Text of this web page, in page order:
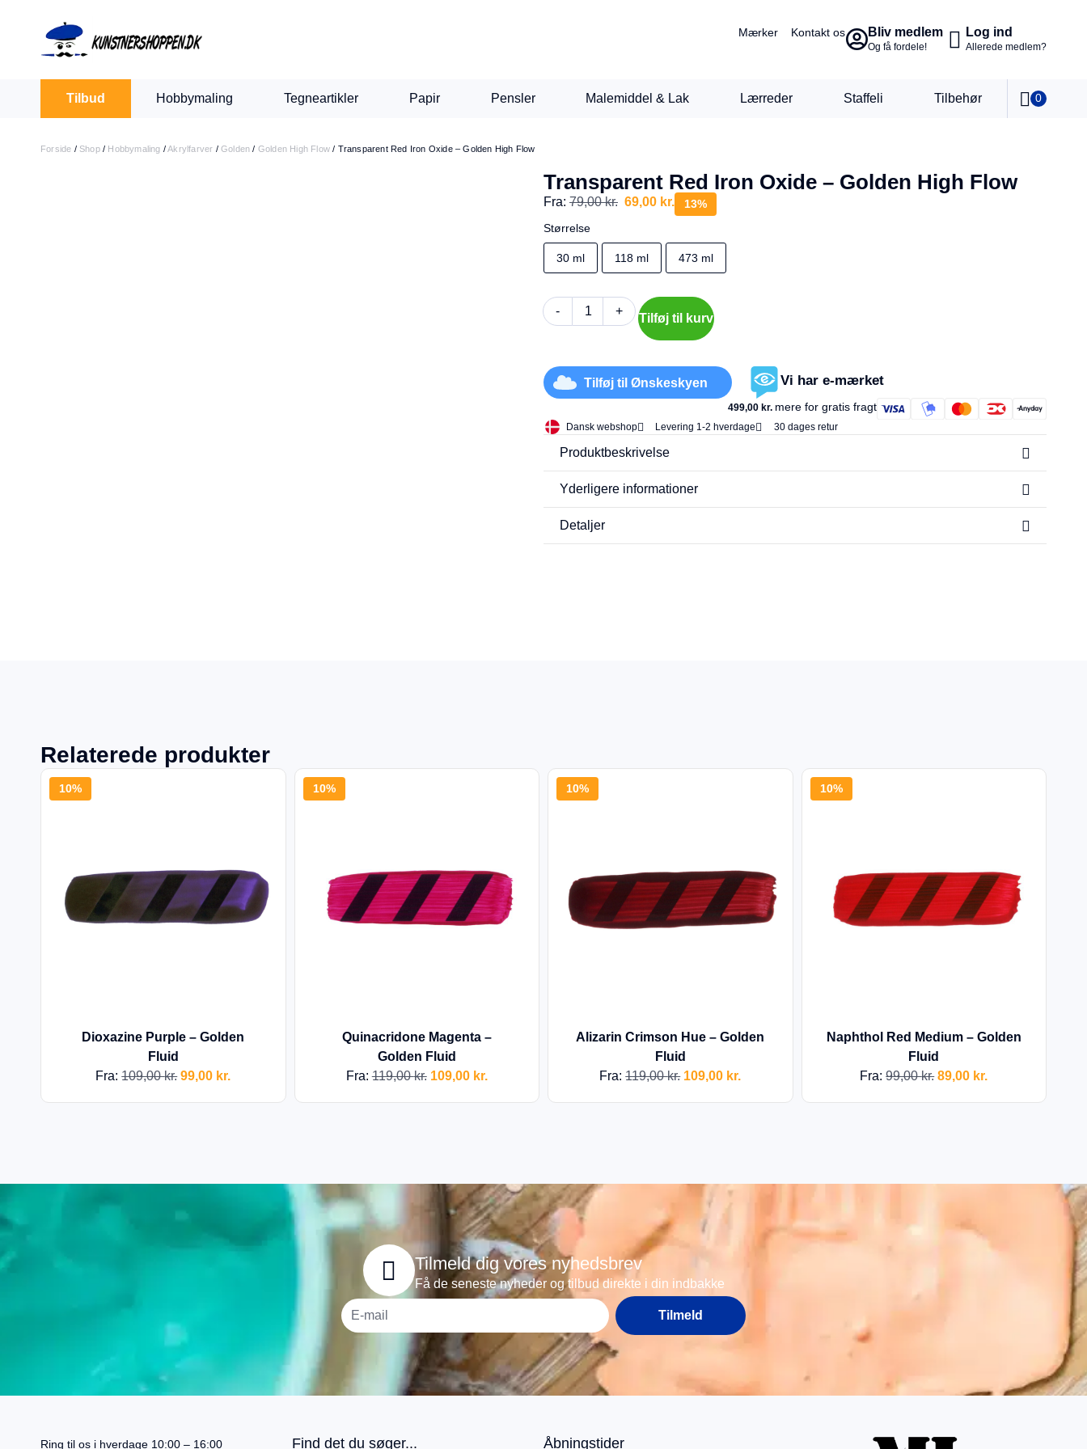
Mærker Kontakt os Bliv medlem
Og få fordele!
Log ind
Allerede medlem?
Tilbud Hobbymaling Tegneartikler Papir Pensler Malemiddel & Lak Lærreder Staffeli Tilbehør 0
Indkøbskurv
Din kurv er tom.
kr.
mere for gratis fragt
Forside / Shop/ Hobbymaling /Akrylfarver /Golden / Golden High Flow / Transparent Red Iron Oxide – Golden High Flow
Transparent Red Iron Oxide – Golden High Flow
Fra: 79,00kr. 69,00 kr.
13%
Størrelse
30 ml 118 ml 473 ml
- +
Tilføj til kurv
Tilføj til Ønskeskyen Vi har e-mærket
499,00 kr. mere for gratis fragt
Dansk webshop Levering 1-2 hverdage 30 dages retur
Produktbeskrivelse
Yderligere informationer
Detaljer
Relaterede produkter
10%
Dioxazine Purple – Golden
Fluid
Fra:109,00kr. 99,00 kr.
10%
Quinacridone Magenta –
Golden Fluid
Fra:119,00kr. 109,00 kr.
10%
Alizarin Crimson Hue – Golden
Fluid
Fra:119,00kr. 109,00 kr.
10%
Naphthol Red Medium – Golden
Fluid
Fra:99,00kr. 89,00 kr.
Tilmeld dig vores nyhedsbrev
Få de seneste nyheder og tilbud direkte i din indbakke
Tilmeld
Ring til os i hverdage 10:00 – 16:00 Find det du søger... Åbningstider